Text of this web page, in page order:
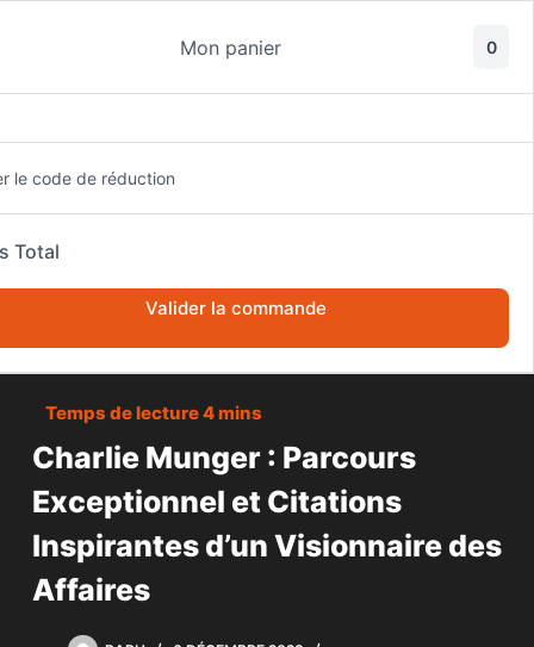
ACCUEIL
Charlie Munger : Parcours
Exceptionnel et Citations
Inspirantes d’un Visionnaire des
Affaires
Mon panier 0
le code de réduction
Total
Valider la commande